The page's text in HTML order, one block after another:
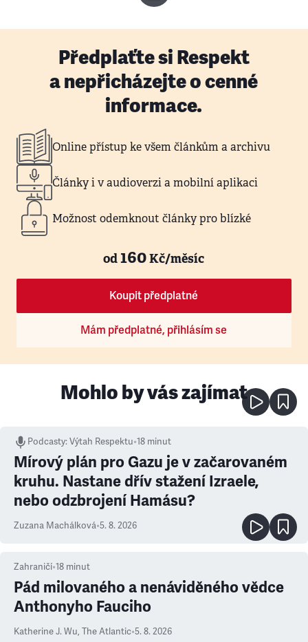
Předplaťte si Respekt
a nepřicházejte o cenné
informace.
Online přístup ke všem článkům a archivu
Články i v audioverzi a mobilní aplikaci
Možnost odemknout články pro blízké
od160Kč/měsíc
Koupit předplatné
Mám předplatné, přihlásím se
Mohlo by vás zajímat
Podcasty:Výtah Respektu•18 minut
Mírový plán pro Gazu je v začarovaném
kruhu. Nastane dřív stažení Izraele,
nebo odzbrojení Hamásu?
Zuzana Machálková•5. 8. 2026
Zahraničí•18 minut
Pád milovaného a nenáviděného vědce
Anthonyho Fauciho
Katherine J. Wu, The Atlantic•5. 8. 2026